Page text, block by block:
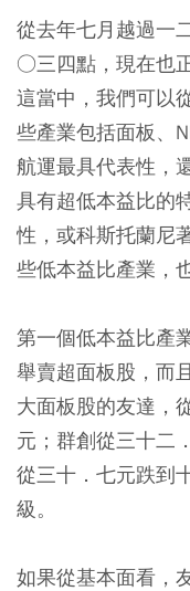
從去年七月越過一
○三四點，現在也
這當中，我們可以
些產業包括面板、
航運最具代表性，
具有超低本益比的
性，或科斯托蘭尼
些低本益比產業，
第一個低本益比產
舉賣超面板股，而
大面板股的友達，
元；群創從三十二
從三十．七元跌到
級。
如果從基本面看，